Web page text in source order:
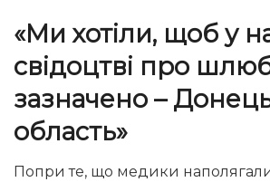
«Ми хотіли, щоб у
свідоцтві про
зазначено –
область»
Попри те, що медики